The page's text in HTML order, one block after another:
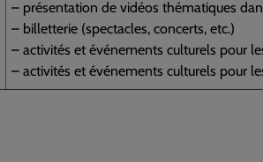
– présentation de vidéos thématiques
– billetterie (spectacles, concerts, etc.)
– activités et événements culturels pour
– activités et événements culturels pour